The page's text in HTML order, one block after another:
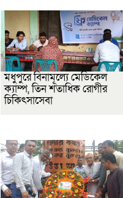
মধুপুরে বিনামূল্যে মেডিকেল
ক্যাম্প, তিন শতাধিক রোগীর
চিকিৎসাসেবা